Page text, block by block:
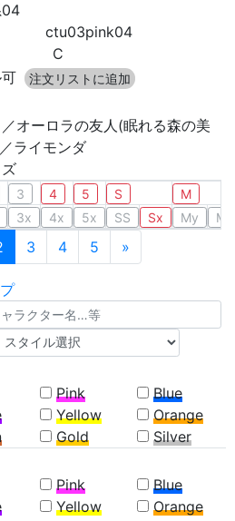
04
ctu03pink04
C
注文リストに追加
オーロラの友人(眠れる森の美
ライモンダ
3 4 5 S
M
3x 4x 5x SS Sx My Mx
(current)
3 4 5 »Next
Pink
Blue
Yellow
Orange
Gold
Silver
Pink
Blue
Yellow
Orange